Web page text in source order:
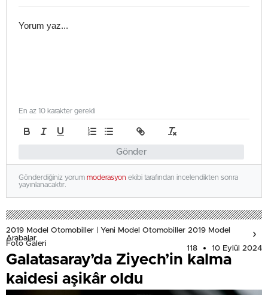
Gönder
En az 10 karakter gerekli
Gönderdiğiniz yorum moderasyon ekibi tarafından incelendikten sonra
yayınlanacaktır.
2019 Model Otomobiller | Yeni Model Otomobiller 2019 Model
Arabalar
Foto Galeri
118 10 Eylül 2024
Galatasaray’da Ziyech’in kalma
kaidesi aşikâr oldu